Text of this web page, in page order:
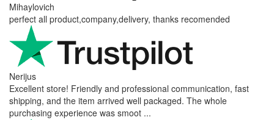
Mihaylovich
perfect all product,company,delivery, thanks recomended
Nerijus
Excellent store! Friendly and professional communication, fast
shipping, and the item arrived well packaged. The whole
purchasing experience was smoot ...